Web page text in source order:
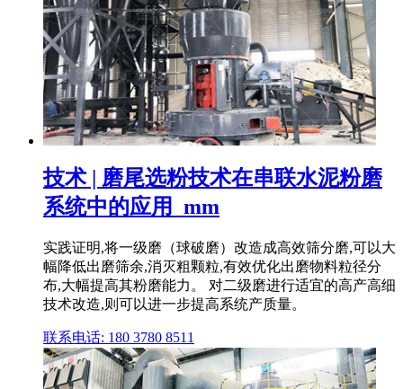
技术 | 磨尾选粉技术在串联水泥粉磨
系统中的应用_mm
实践证明,将一级磨（球破磨）改造成高效筛分磨,可以大
幅降低出磨筛余,消灭粗颗粒,有效优化出磨物料粒径分
布,大幅提高其粉磨能力。 对二级磨进行适宜的高产高细
技术改造,则可以进一步提高系统产质量。
联系电话: 180 3780 8511